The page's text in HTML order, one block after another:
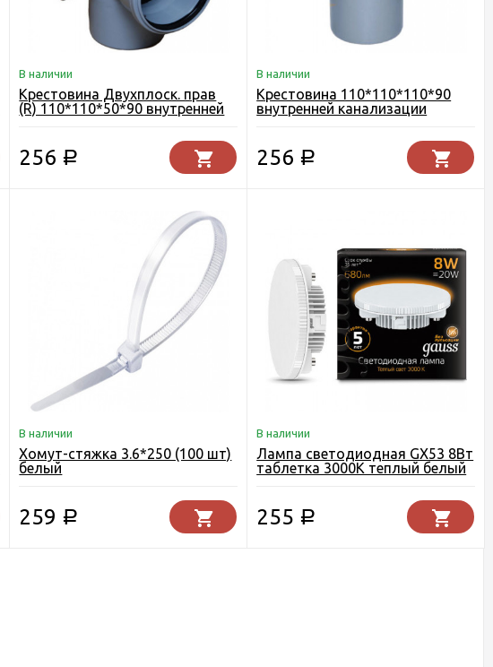
В наличии
Крестовина Двухплоск. прав
(R) 110*110*50*90 внутренней
256 Р
В наличии
Крестовина 110*110*110*90
внутренней канализации
256 Р
В наличии
Хомут-стяжка 3.6*250 (100 шт)
белый
259 Р
В наличии
Лампа светодиодная GX53 8Вт
таблетка 3000К теплый белый
255 Р